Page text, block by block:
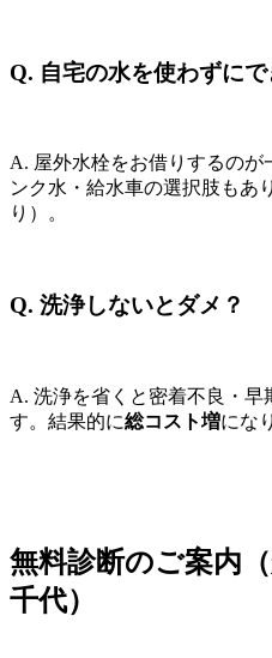
Q. 自宅の水を使わずにで
A. 屋外水栓をお借りするのが
ンク水・給水車の選択肢もあ
り）。
Q. 洗浄しないとダメ？
A. 洗浄を省くと密着不良・早
す。結果的に総コスト増にな
無料診断のご案内
千代）